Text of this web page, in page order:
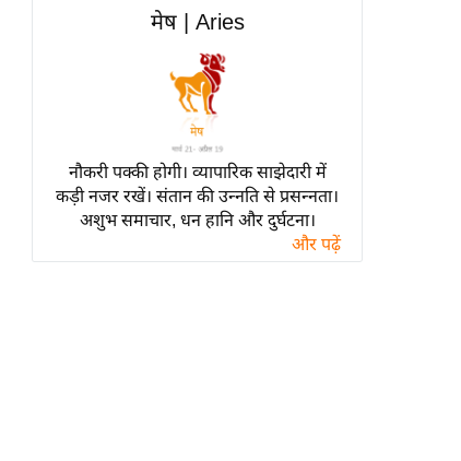
फिल्म समीक्षा
लाइफस्टाइल
टेक्नॉलॉजी
ब्यूटी/फैशन
घरेलू नुस्खे
मेष | Aries
नौकरी पक्की होगी। व्यापारिक साझेदारी में
कड़ी नजर रखें। संतान की उन्नति से प्रसन्नता।
अशुभ समाचार, धन हानि और दुर्घटना।
और पढ़ें